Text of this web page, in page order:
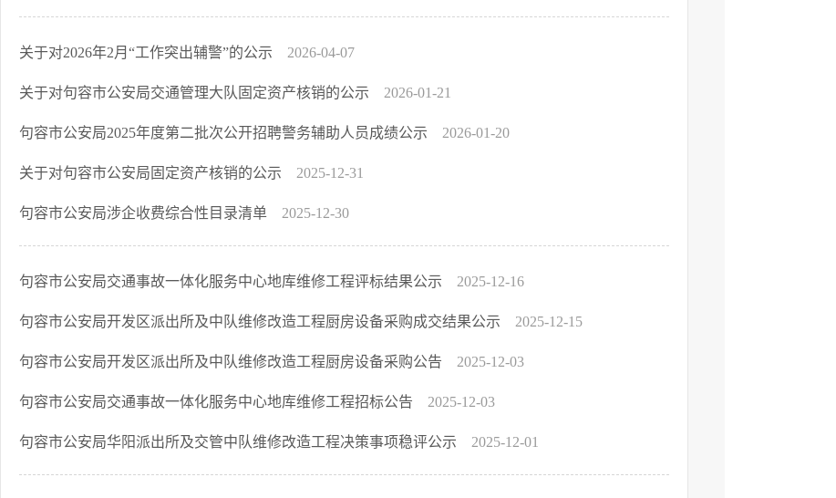
关于对2026年2月“工作突出辅警”的公示 2026-04-07
关于对句容市公安局交通管理大队固定资产核销的公示 2026-01-21
句容市公安局2025年度第二批次公开招聘警务辅助人员成绩公示 2026-01-20
关于对句容市公安局固定资产核销的公示 2025-12-31
句容市公安局涉企收费综合性目录清单 2025-12-30
句容市公安局交通事故一体化服务中心地库维修工程评标结果公示 2025-12-16
句容市公安局开发区派出所及中队维修改造工程厨房设备采购成交结果公示 2025-12-15
句容市公安局开发区派出所及中队维修改造工程厨房设备采购公告 2025-12-03
句容市公安局交通事故一体化服务中心地库维修工程招标公告 2025-12-03
句容市公安局华阳派出所及交管中队维修改造工程决策事项稳评公示 2025-12-01